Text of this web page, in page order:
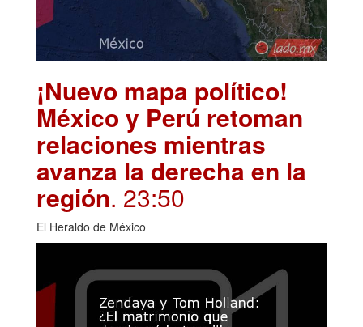
¡Nuevo mapa político!
México y Perú retoman
relaciones mientras
avanza la derecha en la
región. 23:50
El Heraldo de México